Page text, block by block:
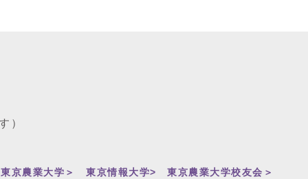
）
京農業大学＞ 東京情報大学> 東京農業大学校友会＞